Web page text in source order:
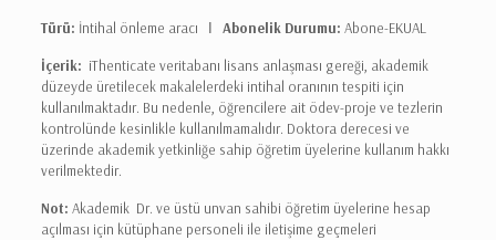
Türü: İntihal önleme aracı Ι Abonelik Durumu: Abone-EKUAL
İçerik: iThenticate veritabanı lisans anlaşması gereği, akademik
düzeyde üretilecek makalelerdeki intihal oranının tespiti için
kullanılmaktadır. Bu nedenle, öğrencilere ait ödev-proje ve tezlerin
kontrolünde kesinlikle kullanılmamalıdır. Doktora derecesi ve
üzerinde akademik yetkinliğe sahip öğretim üyelerine kullanım hakkı
verilmektedir.
Not: Akademik Dr. ve üstü unvan sahibi öğretim üyelerine hesap
açılması için kütüphane personeli ile iletişime geçmeleri